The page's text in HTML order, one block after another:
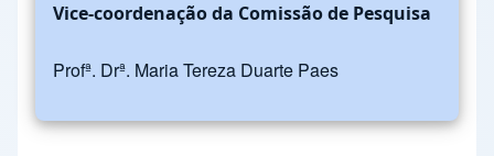
Vice-coordenação da Comissão de Pesquisa
Profª. Drª. Maria Tereza Duarte Paes